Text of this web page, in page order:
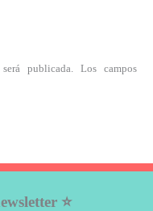
publicada. Los campos
⭐